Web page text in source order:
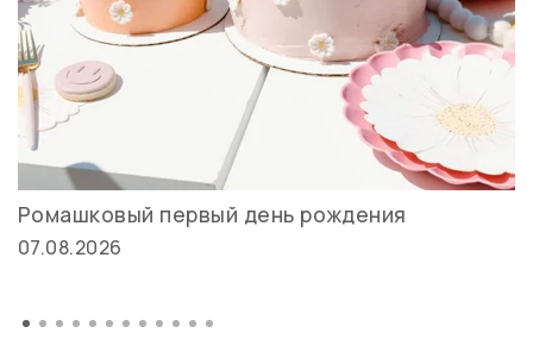
Ромашковый первый день рождения
07.08.2026